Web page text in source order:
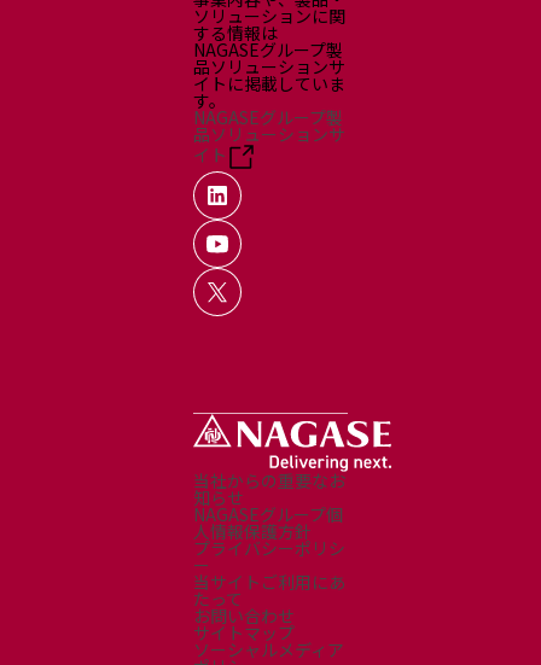
ソリューションに関
する情報は
NAGASEグループ製
品ソリューションサ
イトに掲載していま
す。
NAGASEグループ製
品ソリューションサ
イト
当社からの重要なお
知らせ
NAGASEグループ個
人情報保護方針
プライバシーポリシ
ー
当サイトご利用にあ
たって
お問い合わせ
サイトマップ
ソーシャルメディア